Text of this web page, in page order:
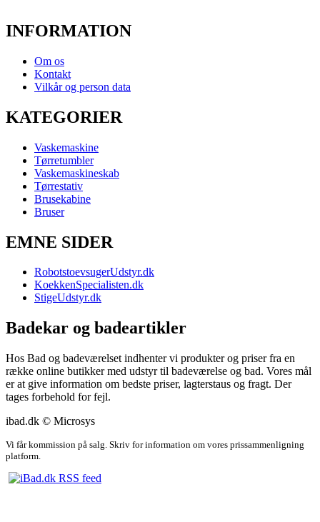
INFORMATION
Om os
Kontakt
Vilkår og person data
KATEGORIER
Vaskemaskine
Tørretumbler
Vaskemaskineskab
Tørrestativ
Brusekabine
Bruser
EMNE SIDER
RobotstoevsugerUdstyr.dk
KoekkenSpecialisten.dk
StigeUdstyr.dk
Badekar og badeartikler
Hos Bad og badeværelset indhenter vi produkter og priser fra en
række online butikker med udstyr til badeværelse og bad. Vores mål
er at give information om bedste priser, lagterstaus og fragt. Der
tages forbehold for fejl.
ibad.dk © Microsys
Vi får kommission på salg. Skriv for information om vores prissammenligning
platform.